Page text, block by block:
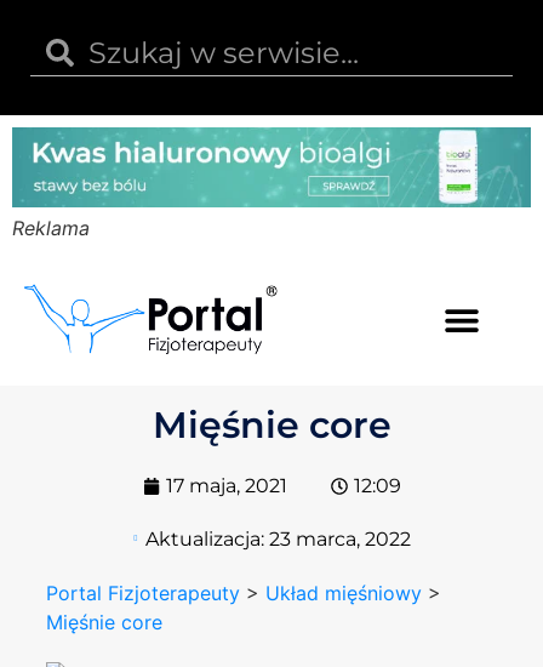
Reklama
Mięśnie core
17 maja, 2021 12:09
Aktualizacja: 23 marca, 2022
Portal Fizjoterapeuty > Układ mięśniowy >
Mięśnie core